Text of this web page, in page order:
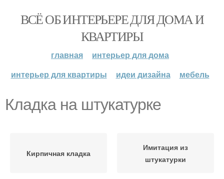
ВСЁ ОБ ИНТЕРЬЕРЕ ДЛЯ ДОМА И
КВАРТИРЫ
главная
интерьер для дома
интерьер для квартиры
идеи дизайна мебель
Кладка на штукатурке
Кирпичная кладка
Имитация из
штукатурки